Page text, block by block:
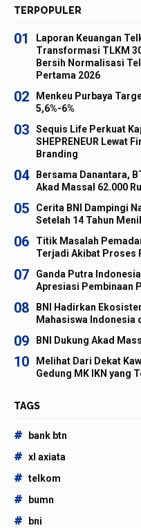
TERPOPULER
01
Laporan Keuangan
Transformasi TLKM
Bersih Normalisasi
Pertama 2026
02
Menkeu Purbaya
5,6%-6%
03
Sequis Life Perkuat
SHEPRENEUR Lewat
Branding
04
Bersama Danantara,
Akad Massal 62.000
05
Cerita BNI Dampingi
Setelah 14 Tahun
06
Titik Masalah
Terjadi Akibat Proses
07
Ganda Putra
Apresiasi Pembinaan
08
BNI Hadirkan
Mahasiswa Indonesia
09 BNI Dukung Akad
10
Melihat Dari Dekat
Gedung MK IKN yang
TAGS
# bank btn
# xl axiata
# telkom
# bumn
# bni